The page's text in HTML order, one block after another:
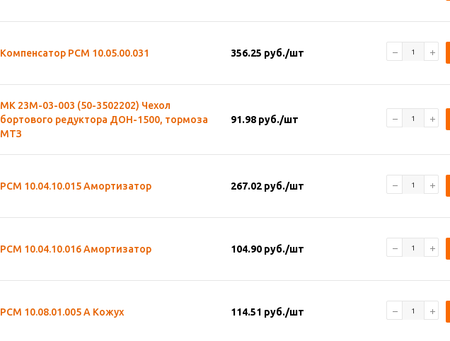
Компенсатор РСМ 10.05.00.031 356.25 руб./шт
МК 23М-03-003 (50-3502202) Чехол
бортового редуктора ДОН-1500, тормоза
МТЗ
91.98 руб./шт
РСМ 10.04.10.015 Амортизатор 267.02 руб./шт
РСМ 10.04.10.016 Амортизатор 104.90 руб./шт
РСМ 10.08.01.005 А Кожух 114.51 руб./шт